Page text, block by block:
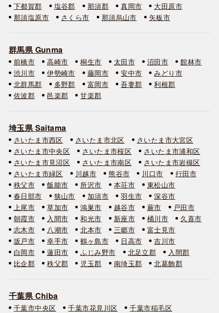
下都賀郡
塩谷郡 那須郡 真岡市
大田原市
那須塩原市
さくら市 那須烏山市 矢板市
群馬県 Gunma
前橋市 高崎市 桐生市 太田市 沼田市
館林市
渋川市
伊勢崎市 藤岡市 安中市
みどり市
北群馬郡
多野郡 富岡市 吾妻郡
利根郡
佐波郡
邑楽郡 甘楽郡
埼玉県 Saitama
さいたま市西区 さいたま市北区
さいたま市大宮区
さいたま市中央区
さいたま市桜区
さいたま市浦和区
さいたま市見沼区
さいたま市南区
さいたま市岩槻区
さいたま市緑区
川越市 熊谷市 川口市
行田市
秩父市
飯能市 所沢市 本荘市
東松山市
春日部市
狭山市 加須市 羽生市
深谷市
上尾市
草加市 鴻巣市 越谷市 蕨市
戸田市
朝霞市
入間市 和光市 新座市 桶川市
久喜市
志木市
八潮市 北本市 三郷市
富士見市
坂戸市
幸手市 鶴ヶ島市 日高市
吉川市
白岡市
蓮田市 ふじみ野市 北足立郡
入間郡
比企郡
秩父郡 児玉郡 南埼玉郡 北葛飾郡
千葉県 Chiba
千葉市中央区 千葉市花見川区
千葉市稲毛区